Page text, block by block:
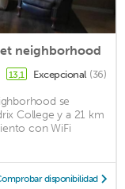
neighborhood
13,1 Excepcional (36)
se
College y a 21 km
con WiFi
disponibilidad